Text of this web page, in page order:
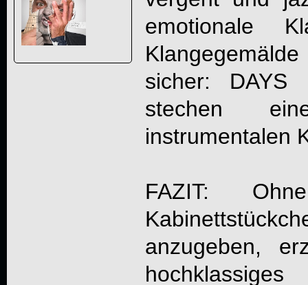
emotionale
sicher: DAYS
stechen
instrumentalen
FAZIT:
anzugeben,
hochklassiges